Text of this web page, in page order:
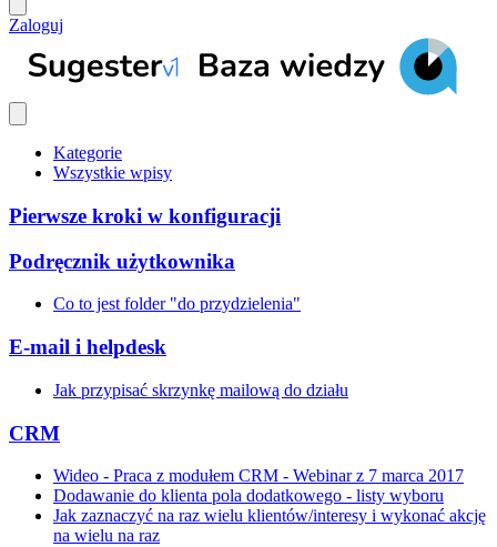
Zaloguj
Kategorie
Wszystkie wpisy
Pierwsze kroki w konfiguracji
Podręcznik użytkownika
Co to jest folder "do przydzielenia"
E-mail i helpdesk
Jak przypisać skrzynkę mailową do działu
CRM
Wideo - Praca z modułem CRM - Webinar z 7 marca 2017
Dodawanie do klienta pola dodatkowego - listy wyboru
Jak zaznaczyć na raz wielu klientów/interesy i wykonać akcję
na wielu na raz